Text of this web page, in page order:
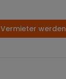
Vermieter werden